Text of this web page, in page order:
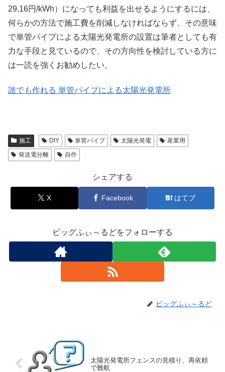
29.16円/kWh）になっても利益を出せるようにするには、
何らかの方法で施工費を削減しなければならず、その意味
で単管パイプによる太陽光発電所の設置は筆者としても有
力な手段と見ているので、その方向性を検討している方に
は一読を強くお勧めしたい。
誰でも作れる 単管パイプによる太陽光発電所
施工 DIY 単管パイプ 太陽光発電
産業用
発送電分離
自作
シェアする
X Facebook はてブ
ビッグふぃ～るどをフォローする
ビッグふぃ～るど
太陽光発電所フェンスの見積り、再依頼
で難航